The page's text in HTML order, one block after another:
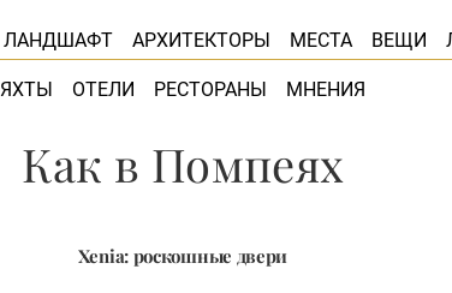
ЛАНДШАФТ АРХИТЕКТОРЫ МЕСТА ВЕЩИ
ЯХТЫ ОТЕЛИ РЕСТОРАНЫ МНЕНИЯ
Как в Помпеях
Xenia: роскошные двери